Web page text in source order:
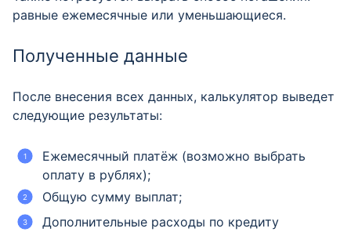
равные ежемесячные или уменьшающиеся.
Полученные данные
После внесения всех данных, калькулятор выведет
следующие результаты:
Ежемесячный платёж (возможно выбрать
оплату в рублях);
Общую сумму выплат;
Дополнительные расходы по кредиту